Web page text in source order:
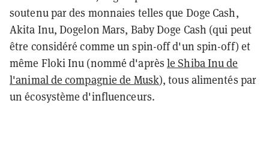
soutenu par des monnaies telles que Doge Cash,
Akita Inu, Dogelon Mars, Baby Doge Cash (qui peut
être considéré comme un spin-off d'un spin-off) et
même Floki Inu (nommé d'aprèsle Shiba Inu de
l'animal de compagnie de Musk), tous alimentés par
un écosystème d'influenceurs.